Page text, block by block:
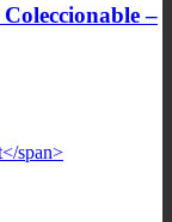
–
span>